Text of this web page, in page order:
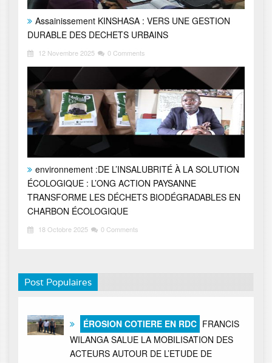
Assainissement KINSHASA : VERS UNE GESTION
DURABLE DES DECHETS URBAINS
12 Novembre 2025 0 Comments
environnement :DE L’INSALUBRITÉ À LA SOLUTION
ÉCOLOGIQUE : L’ONG ACTION PAYSANNE
TRANSFORME LES DÉCHETS BIODÉGRADABLES EN
CHARBON ÉCOLOGIQUE
18 Octobre 2025 0 Comments
Post Populaires
ÉROSION COTIERE EN RDC FRANCIS
WILANGA SALUE LA MOBILISATION DES
ACTEURS AUTOUR DE L’ETUDE DE